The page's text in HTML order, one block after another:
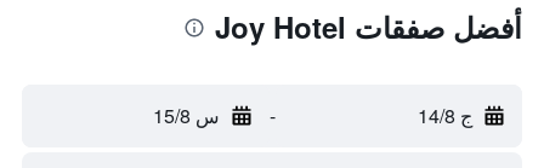
أفضل صفقات Joy Hotel
ج 14/8 - س 15/8